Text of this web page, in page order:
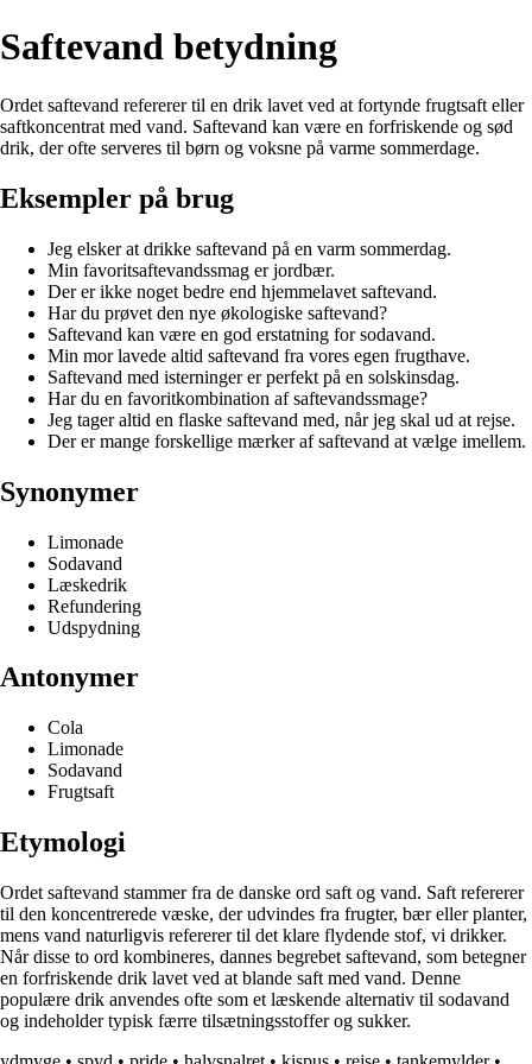
Saftevand betydning
Ordet saftevand refererer til en drik lavet ved at fortynde frugtsaft eller
saftkoncentrat med vand. Saftevand kan være en forfriskende og sød
drik, der ofte serveres til børn og voksne på varme sommerdage.
Eksempler på brug
Jeg elsker at drikke saftevand på en varm sommerdag.
Min favoritsaftevandssmag er jordbær.
Der er ikke noget bedre end hjemmelavet saftevand.
Har du prøvet den nye økologiske saftevand?
Saftevand kan være en god erstatning for sodavand.
Min mor lavede altid saftevand fra vores egen frugthave.
Saftevand med isterninger er perfekt på en solskinsdag.
Har du en favoritkombination af saftevandssmage?
Jeg tager altid en flaske saftevand med, når jeg skal ud at rejse.
Der er mange forskellige mærker af saftevand at vælge imellem.
Synonymer
Limonade
Sodavand
Læskedrik
Refundering
Udspydning
Antonymer
Cola
Limonade
Sodavand
Frugtsaft
Etymologi
Ordet saftevand stammer fra de danske ord saft og vand. Saft refererer
til den koncentrerede væske, der udvindes fra frugter, bær eller planter,
mens vand naturligvis refererer til det klare flydende stof, vi drikker.
Når disse to ord kombineres, dannes begrebet saftevand, som betegner
en forfriskende drik lavet ved at blande saft med vand. Denne
populære drik anvendes ofte som et læskende alternativ til sodavand
og indeholder typisk færre tilsætningsstoffer og sukker.